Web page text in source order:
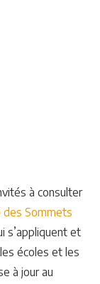
à consulter
des Sommets
s’appliquent et
écoles et les
à jour au